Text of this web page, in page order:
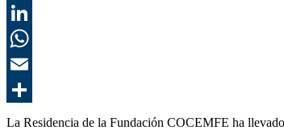
La Residencia de la Fundación COCEMFE ha